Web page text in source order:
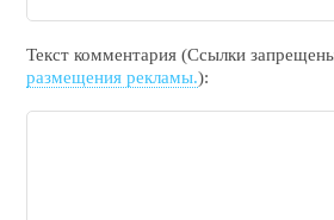
Текст комментария (Ссылки
размещения рекламы.):